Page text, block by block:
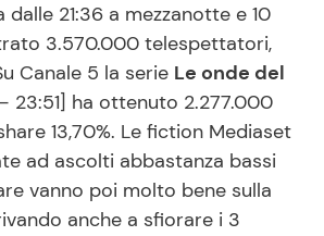
21:36 a mezzanotte e 10
3.570.000 telespettatori,
Canale 5 la serie Le onde del
23:51] ha ottenuto 2.277.000
13,70%. Le fiction Mediaset
ad ascolti abbastanza bassi
vanno poi molto bene sulla
anche a sfiorare i 3